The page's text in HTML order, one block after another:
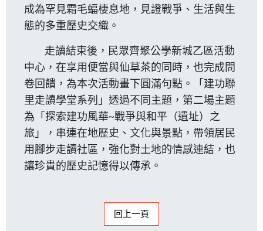
成為罕見霜毛蝠棲息地，見證戰爭、生活與生
態的多重歷史交織。
走讀結束後，民眾齊聚公學新城乙區活動
中心，在享用便當與仙草茶的同時，也完成問
卷回饋，為本次活動畫下圓滿句點。「建功聯
里走讀學堂系列」透過不同主題，第二場主題
為「探索建功風華~戰爭與和平（遺址）之
旅」，串連在地歷史、文化與景點，帶領居民
用腳步走讀社區，強化對土地的情感連結，也
讓珍貴的歷史記憶得以傳承。
回上一頁